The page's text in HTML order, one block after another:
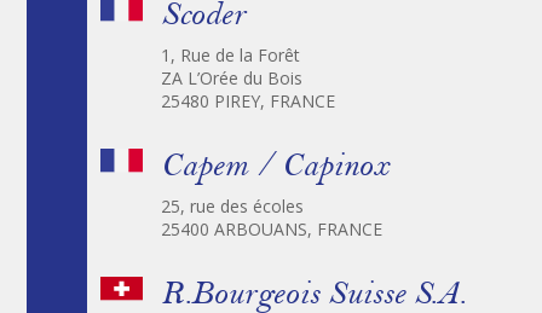
Scoder
1, Rue de la Forêt
ZA L’Orée du Bois
25480 PIREY, FRANCE
Capem / Capinox
25, rue des écoles
25400 ARBOUANS, FRANCE
R.Bourgeois Suisse S.A.